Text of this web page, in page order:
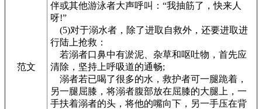
范文
伴或其他游泳者大声呼叫：“我抽筋了，快来人
呀!”
(5)对于溺水者，除了进取自救外，还要进取进
行陆上抢救：
若溺者口鼻中有淤泥、杂草和呕吐物，首先应
清除，坚持上呼吸道的通畅;
溺者若已喝了很多的水，救护者可一腿跪着，
另一腿屈膝，将溺者腹部放在屈膝的大腿上，一
手扶着溺者的头，将他的嘴向下，另一手压在背